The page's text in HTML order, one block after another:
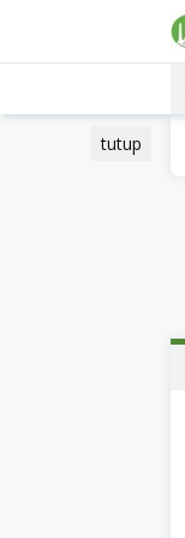
konten
tutup